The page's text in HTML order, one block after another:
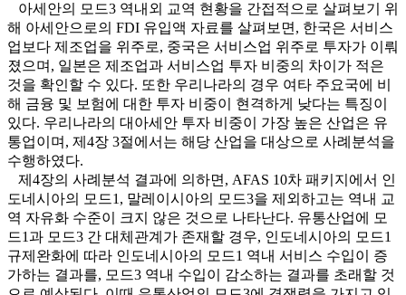
아세안의 모드3 역내외 교역 현황을 간접적으로 살펴보기 위
해 아세안으로의 FDI 유입액 자료를 살펴보면, 한국은 서비스
업보다 제조업을 위주로, 중국은 서비스업 위주로 투자가 이뤄
졌으며, 일본은 제조업과 서비스업 투자 비중의 차이가 적은
것을 확인할 수 있다. 또한 우리나라의 경우 여타 주요국에 비
해 금융 및 보험에 대한 투자 비중이 현격하게 낮다는 특징이
있다. 우리나라의 대아세안 투자 비중이 가장 높은 산업은 유
통업이며, 제4장 3절에서는 해당 산업을 대상으로 사례분석을
수행하였다.
제4장의 사례분석 결과에 의하면, AFAS 10차 패키지에서 인
도네시아의 모드1, 말레이시아의 모드3을 제외하고는 역내 교
역 자유화 수준이 크지 않은 것으로 나타난다. 유통산업에 모
드1과 모드3 간 대체관계가 존재할 경우, 인도네시아의 모드1
규제완화에 따라 인도네시아의 모드1 역내 서비스 수입이 증
가하는 결과를, 모드3 역내 수입이 감소하는 결과를 초래할 것